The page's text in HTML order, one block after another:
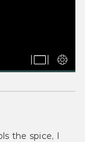
the spice, I